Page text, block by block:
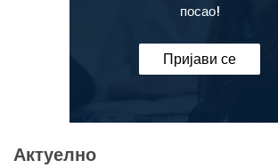
посао!
Пријави се
Актуелно